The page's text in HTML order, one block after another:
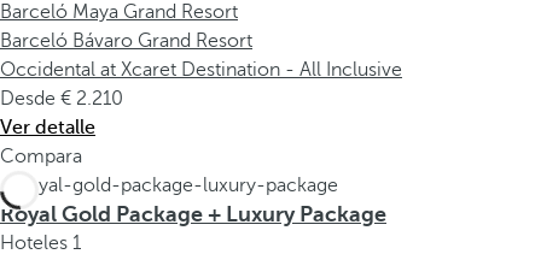
Barceló Maya Grand Resort
Barceló Bávaro Grand Resort
Occidental at Xcaret Destination - All Inclusive
Desde
2.210
Ver detalle
Compara
Royal Gold Package + Luxury Package
Hoteles 1